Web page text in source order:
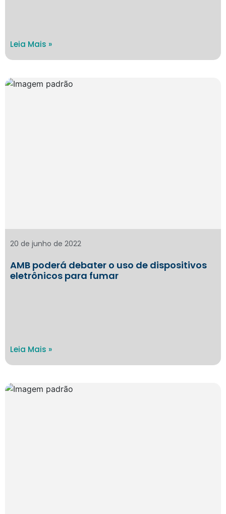
Leia Mais »
AMB poderá debater o uso de dispositivos
eletrônicos para fumar
20 de junho de 2022
Leia Mais »